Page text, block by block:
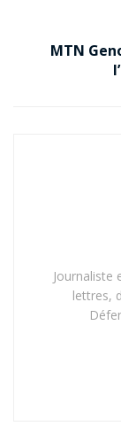
MTN
Journaliste
lettres,